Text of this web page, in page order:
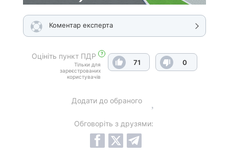
Коментар експерта
Оцініть пункт ПДР ?
Тільки для
зареєстрованих
користувачів
71 0
Додати до обраного
Обговоріть з друзями: